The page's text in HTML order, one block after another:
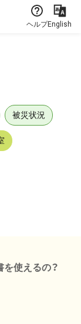
ヘルプEnglish
被災状況
使えるの？